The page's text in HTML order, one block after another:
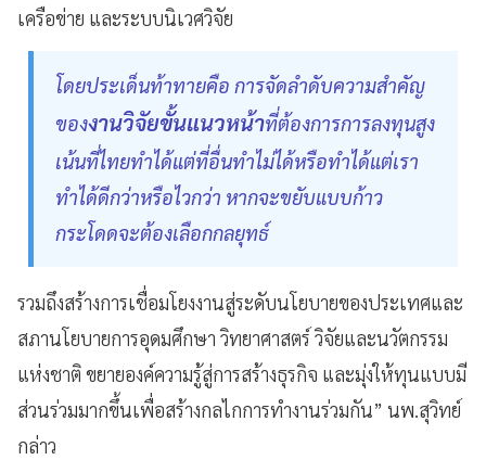
เครือข่าย และระบบนิเวศวิจัย
โดยประเด็นท้าทายคือ การจัดลำดับความสำคัญ
ของงานวิจัยขั้นแนวหน้าที่ต้องการการลงทุนสูง
เน้นที่ไทยทำได้แต่ที่อื่นทำไม่ได้หรือทำได้แต่เรา
ทำได้ดีกว่าหรือไวกว่า หากจะขยับแบบก้าว
กระโดดจะต้องเลือกกลยุทธ์
รวมถึงสร้างการเชื่อมโยงงานสู่ระดับนโยบายของประเทศและ
สภานโยบายการอุดมศึกษา วิทยาศาสตร์ วิจัยและนวัตกรรม
แห่งชาติ ขยายองค์ความรู้สู่การสร้างธุรกิจ และมุ่งให้ทุนแบบมี
ส่วนร่วมมากขึ้นเพื่อสร้างกลไกการทำงานร่วมกัน” นพ.สุวิทย์
กล่าว